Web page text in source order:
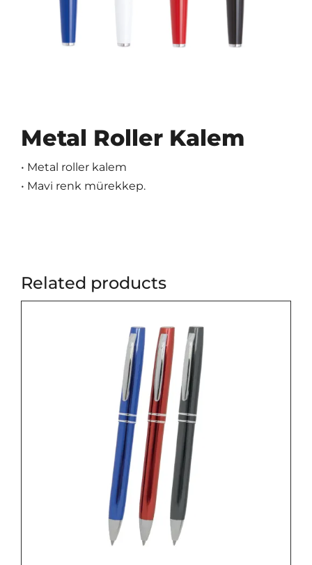
Metal Roller Kalem
• Metal roller kalem
• Mavi renk mürekkep.
Related products